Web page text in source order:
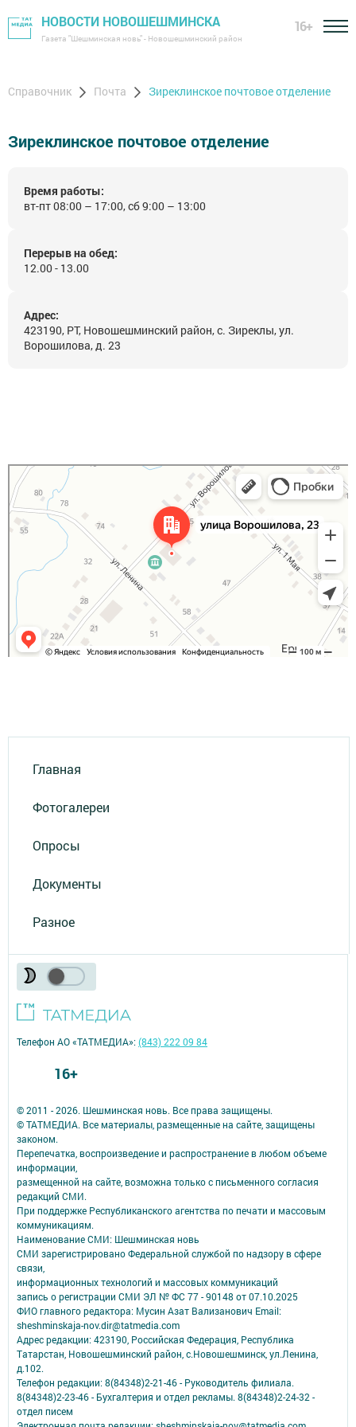
НОВОСТИ НОВОШЕШМИНСКА
Газета "Шешминская новь" - Новошешминский район
16+
Справочник Почта Зиреклинское почтовое отделение
Зиреклинское почтовое отделение
Время работы:
вт-пт 08:00 – 17:00, сб 9:00 – 13:00
Перерыв на обед:
12.00 - 13.00
Адрес:
423190, РТ, Новошешминский район, с. Зиреклы, ул.
Ворошилова, д. 23
Яндекс Карты
Улица Ворошилова, 23 — Яндекс Карты
Главная
Фотогалереи
Опросы
Документы
Разное
© 2011 - 2026. Шешминская новь. Все права защищены.
© ТАТМЕДИА. Все материалы, размещенные на сайте, защищены
законом.
Перепечатка, воспроизведение и распространение в любом объеме
информации,
размещенной на сайте, возможна только с письменного согласия
редакций СМИ.
При поддержке Республиканского агентства по печати и массовым
коммуникациям.
Наименование СМИ: Шешминская новь
СМИ зарегистрировано Федеральной службой по надзору в сфере
связи,
информационных технологий и массовых коммуникаций
запись о регистрации СМИ ЭЛ № ФС 77 - 90148 от 07.10.2025
ФИО главного редактора: Мусин Азат Вализанович Email:
sheshminskaja-nov.dir@tatmedia.com
Адрес редакции: 423190, Российская Федерация, Республика
Татарстан, Новошешминский район, с.Новошешминск, ул.Ленина,
д.102.
Телефон редакции: 8(84348)2-21-46 - Руководитель филиала.
8(84348)2-23-46 - Бухгалтерия и отдел рекламы. 8(84348)2-24-32 -
отдел писем
Телефон АО «ТАТМЕДИА»:(843) 222 09 84
16+